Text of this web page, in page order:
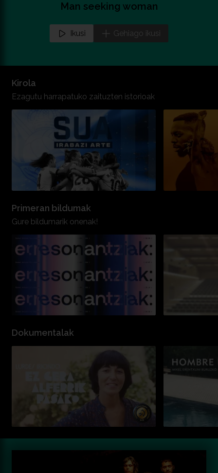
Man seeking woman
Ikusi Gehiago ikusi
Kirola
Ezagutu harrapatuko zaituzten istorioak
Primeran bildumak
Gure bildumarik onenak!
Dokumentalak